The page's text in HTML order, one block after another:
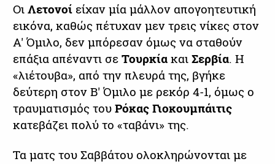
ΟιΛετονοί είχαν μία μάλλον απογοητευτική
εικόνα, καθώς πέτυχαν μεν τρεις νίκες στον
Α' Όμιλο, δεν μπόρεσαν όμως να σταθούν
επάξια απέναντι σεΤουρκίακαιΣερβία. Η
«λιέτουβα», από την πλευρά της, βγήκε
δεύτερη στον Β' Όμιλο με ρεκόρ 4-1, όμως ο
τραυματισμός τουΡόκας Γιοκουμπάιτις
κατεβάζει πολύ το «ταβάνι» της.
Τα ματς του Σαββάτου ολοκληρώνονται με